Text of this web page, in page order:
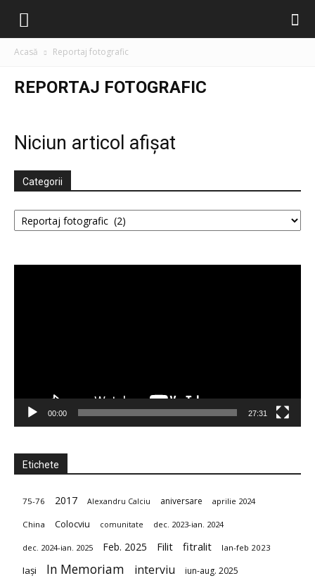
Filiala
București
Traduceri
Uniunea
Scriitorilor
Acasă Reportaj fotografic
REPORTAJ FOTOGRAFIC
Niciun articol afișat
Categorii
Categorii
00:00 27:31
Etichete
75-76 2017 Alexandru Calciu aniversare aprilie 2024
China Colocviu comunitate dec. 2023-ian. 2024
dec. 2024-ian. 2025 Feb. 2025 Filit fitralit Ian-feb 2023
Iași In Memoriam interviu iun-aug. 2025